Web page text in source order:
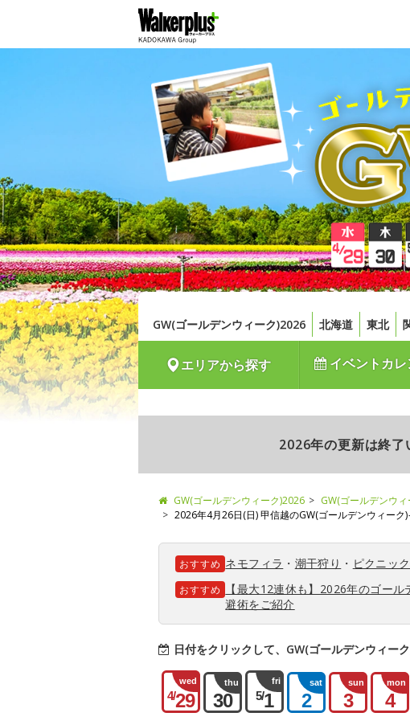
GW(ゴールデンウィーク)2026 北海道 東北
エリアから探す イベントカレ
2026年の更新は終了
GW(ゴールデンウィーク)2026 GW(ゴールデンウ
2026年4月26日(日) 甲信越のGW(ゴールデンウィーク)
おすすめ ネモフィラ ・ 潮干狩り ・ ピクニック
おすすめ
【最大12連休も】2026年のゴー
避術をご紹介
日付をクリックして、GW(ゴールデンウィー
wed
4/29
thu
30
fri
5/1
sat
2
sun
3
mon
4